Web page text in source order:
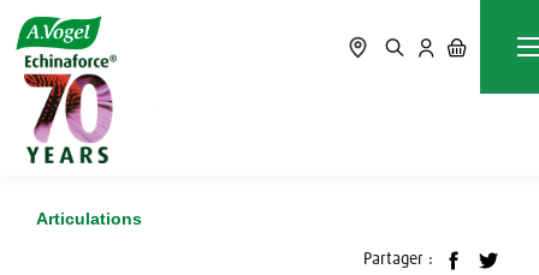
Accueil
5 astuces pour soulager les douleurs musculaires
Articulations
Partager :